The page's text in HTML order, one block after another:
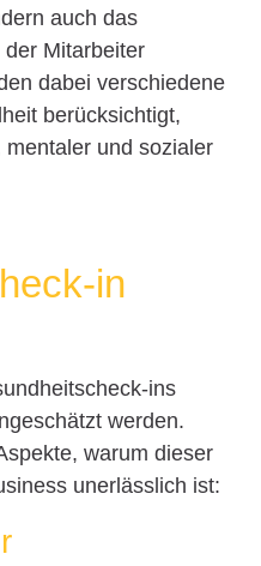
auch das
Mitarbeiter
dabei verschiedene
berücksichtigt,
und sozialer
in
ins
werden.
warum dieser
unerlässlich ist: